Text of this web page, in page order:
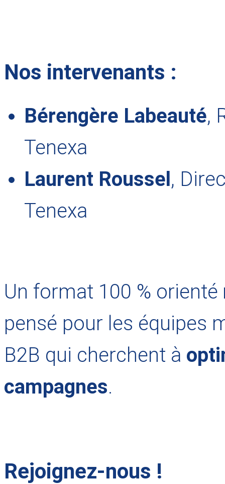
Nos intervenants :
Bérengère Labeauté,
Tenexa
Laurent Roussel,
Tenexa
Un format 100 % orienté
pensé pour les équipes
B2B qui cherchent à
campagnes.
Rejoignez-nous !